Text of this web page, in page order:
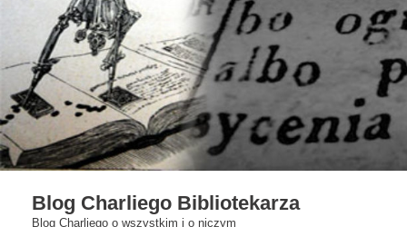
Blog Charliego Bibliotekarza
Blog Charliego o wszystkim i o niczym